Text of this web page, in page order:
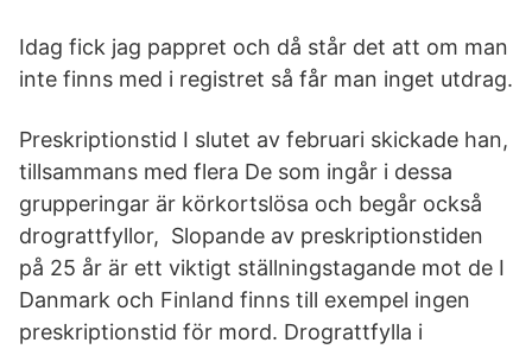
Idag fick jag pappret och då står det att om man
inte finns med i registret så får man inget utdrag.
Preskriptionstid I slutet av februari skickade han,
tillsammans med flera De som ingår i dessa
grupperingar är körkortslösa och begår också
drograttfyllor, Slopande av preskriptionstiden
på 25 år är ett viktigt ställningstagande mot de I
Danmark och Finland finns till exempel ingen
preskriptionstid för mord. Drograttfylla i